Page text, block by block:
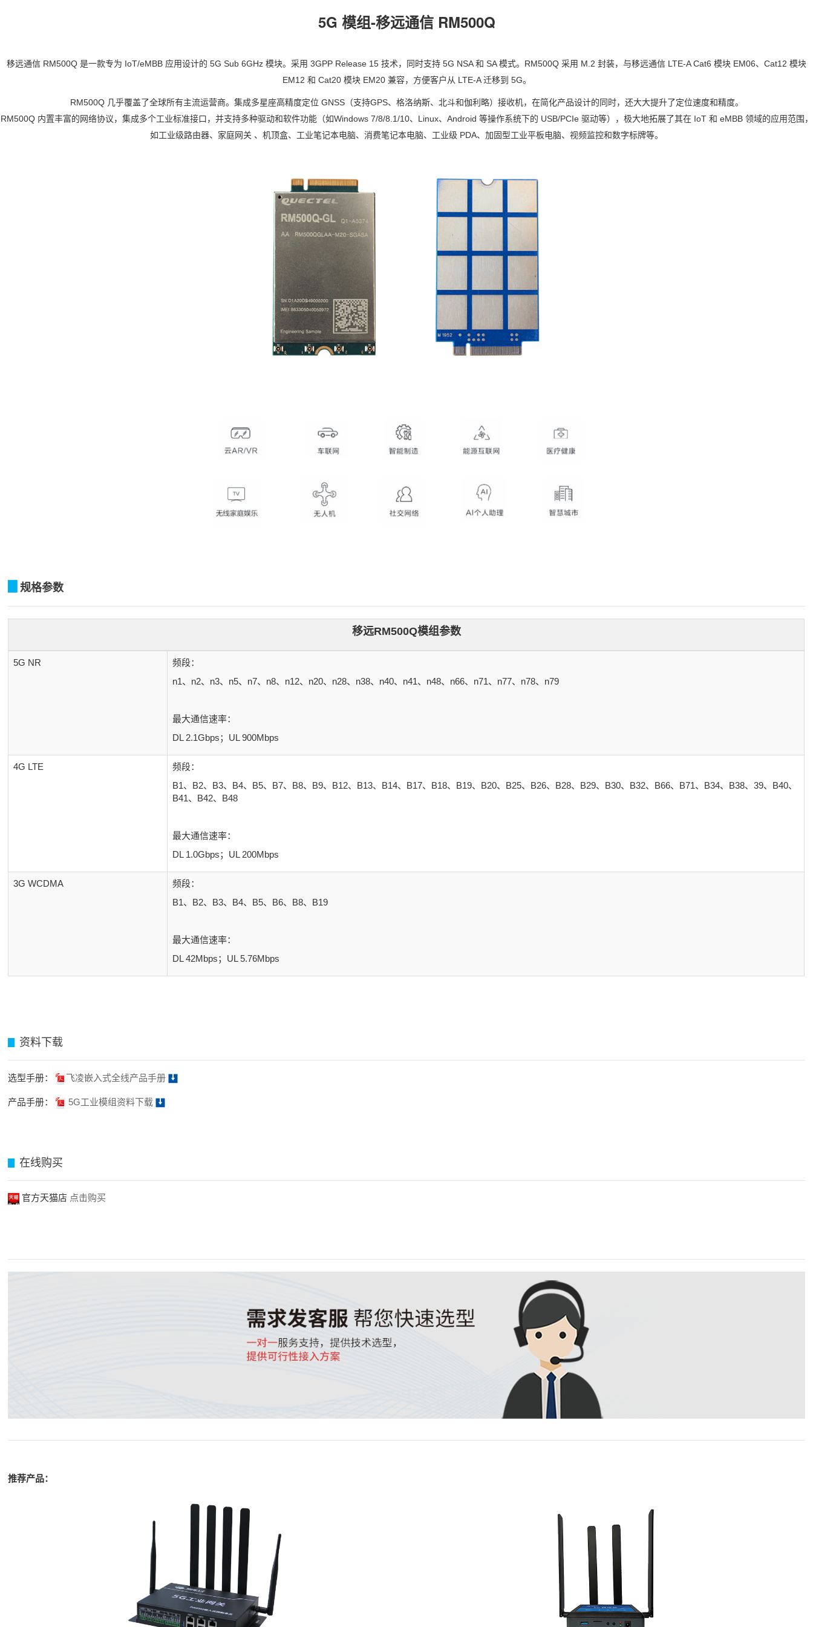
5G 模组-移远通信 RM500Q
移远通信 RM500Q 是一款专为 IoT/eMBB 应用设计的 5G Sub 6GHz 模块。采用 3GPP Release 15 技术，同时支持 5G NSA 和 SA 模式。RM500Q 采用 M.2 封装，与移远通信 LTE-A Cat6 模块 EM06、Cat12 模块
EM12 和 Cat20 模块 EM20 兼容，方便客户从 LTE-A 迁移到 5G。
RM500Q 几乎覆盖了全球所有主流运营商。集成多星座高精度定位 GNSS（支持GPS、格洛纳斯、 北斗和伽利略）接收机，在简化产品设计的同时，还大大提升了定位速度和精度。
RM500Q 内置丰富的网络协议，集成多个工业标准接口，并支持多种驱动和软件功能（如Windows 7/8/8.1/10、Linux、Android 等操作系统下的 USB/PCIe 驱动等），极大地拓展了其在 IoT 和 eMBB 领域的应用范围，
如工业级路由器、家庭网关 、机顶盒、工业笔记本电脑、消费笔记本电脑、工业级 PDA、加固型工业平板电脑、视频监控和数字标牌等。
▊规格参数
移远RM500Q模组参数
5G NR
频段：
n1、n2、n3、n5、n7、n8、n12、n20、n28、n38、n40、n41、n48、n66、n71、n77、n78、n79
最大通信速率：
DL 2.1Gbps；UL 900Mbps
4G LTE
频段：
B1、B2、B3、B4、B5、B7、B8、B9、B12、B13、B14、B17、B18、B19、B20、B25、B26、B28、B29、B30、B32、B66、B71、B34、B38、39、B40、
B41、B42、B48
最大通信速率：
DL 1.0Gbps；UL 200Mbps
3G WCDMA
频段：
B1、B2、B3、B4、B5、B6、B8、B19
最大通信速率：
DL 42Mbps；UL 5.76Mbps
资料下载
选型手册： 飞凌嵌入式全线产品手册
产品手册： 5G工业模组资料下载
在线购买
官方天猫店 点击购买
推荐产品：